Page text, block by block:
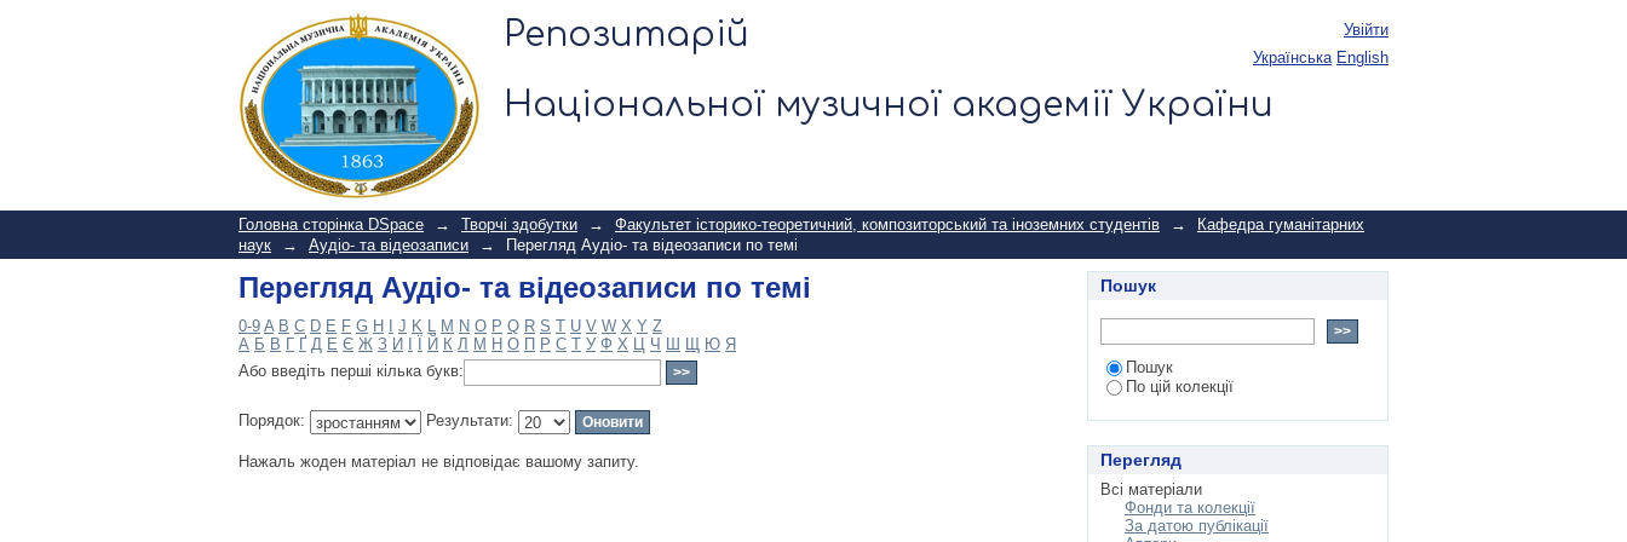
Репозитарій
Національної музичної академії України
Перегляд Аудіо- та відеозаписи по темі
Увійти
українська English
Головна сторінка DSpace → Творчі здобутки → Факультет історико-теоретичний, композиторський та іноземних студентів →
Кафедра гуманітарних
наук
→ Аудіо- та відеозаписи → Перегляд Аудіо- та відеозаписи по темі
Перегляд Аудіо- та відеозаписи по темі
0-9 A B C D E F G H J K L M N O P Q R S T U V W X Y Z
А Б В Г Ґ Д Е Є Ж З И Й К Л М Н О П Р С Т У Ф Х Ц Ч Ш Щ Ю Я
Або введіть перші кілька букв:
Порядок: Результати:
Нажаль жоден матеріал не відповідає вашому запиту.
Пошук
Пошук
По цій колекції
Перегляд
Всі матеріали
Фонди та колекції
За датою публікації